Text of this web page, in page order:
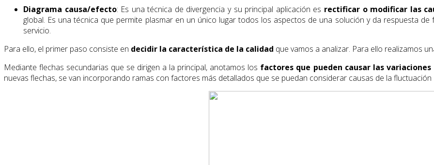
Diagrama causa/efecto: Es una técnica de divergencia y su principal aplicación es rectificar o modificar las
global. Es una técnica que permite plasmar en un único lugar todos los aspectos de una solución y da respuesta
servicio.
Para ello, el primer paso consiste en decidir la característica de la calidad que vamos a analizar. Para ello realizamos
Mediante flechas secundarias que se dirigen a la principal, anotamos los factores que pueden causar las
nuevas flechas, se van incorporando ramas con factores más detallados que se puedan considerar causas de la